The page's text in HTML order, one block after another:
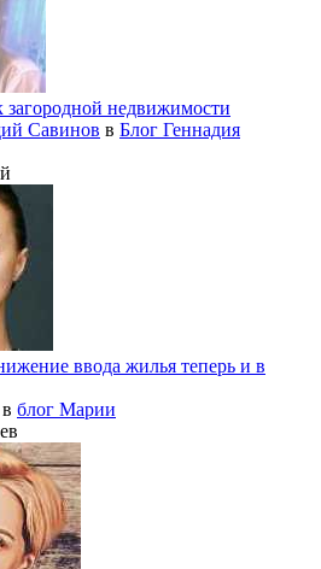
загородной недвижимости
Савинов в Блог Геннадия
ввода жилья теперь и в
в блог Марии